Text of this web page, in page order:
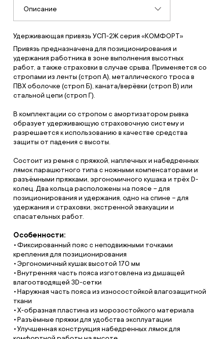
Описание
Удерживающая привязь УСП-2Ж серия «КОМФОРТ»
Привязь предназначена для позиционирования и
удержания работника в зоне выполнения высотных
работ, а также страховки в случае срыва. Применяется со
стропами из ленты (строп А), металлического троса в
ПВХ оболочке (строп Б), каната/верёвки (строп В) или
стальной цепи (строп Г).
В комплектации со стропом с амортизатором рывка
образует удерживающую страховочную систему и
разрешается к использованию в качестве средства
защиты от падения с высоты.
Состоит из ремня с пряжкой, наплечных и набедренных
лямок парашютного типа с ножными компенсаторами и
разъёмными пряжками, эргономичного кушака и трёх D-
колец. Два кольца расположены на поясе – для
позиционирования и удержания, одно на спине – для
удержания и страховки, экстренной эвакуации и
спасательных работ.
Особенности:
Фиксированный пояс с неподвижными точками
крепления для позиционирования
Эргономичный кушак высотой 170 мм
Внутренняя часть пояса изготовлена из дышащей
влагоотводящей 3D-сетки
Наружная часть пояса из износостойкой влагозащитной
ткани
Х-образная пластина из морозостойкого материала
Разъёмные пряжки для удобства эксплуатации
Улучшенная конструкция набедренных лямок для